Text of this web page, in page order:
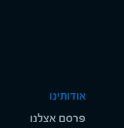
אודותינו
פרסם אצלנו